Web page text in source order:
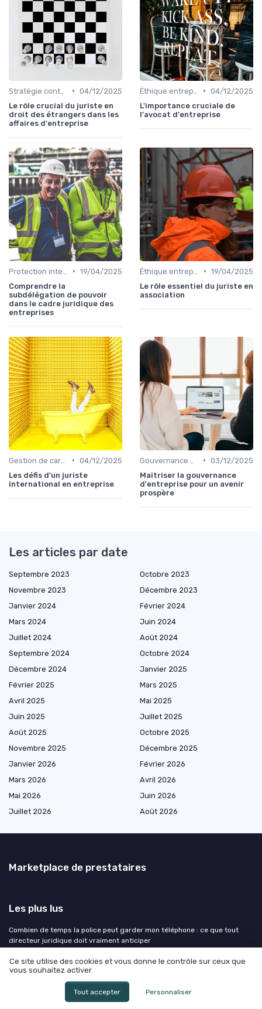
• 04/12/2025
Le rôle crucial du juriste en
droit des étrangers dans les
affaires d'entreprise
• 04/12/2025
L'importance cruciale de
l'avocat d'entreprise
• 19/04/2025
Comprendre la
subdélégation de pouvoir
dans le cadre juridique des
entreprises
• 19/04/2025
Le rôle essentiel du juriste en
association
• 04/12/2025
Les défis d'un juriste
international en entreprise
• 03/12/2025
Maîtriser la gouvernance
d'entreprise pour un avenir
prospère
Les articles par date
Septembre 2023
Octobre 2023
Novembre 2023
Décembre 2023
Janvier 2024
Février 2024
Mars 2024
Juin 2024
Juillet 2024
Août 2024
Septembre 2024
Octobre 2024
Décembre 2024
Janvier 2025
Février 2025
Mars 2025
Avril 2025
Mai 2025
Juin 2025
Juillet 2025
Août 2025
Octobre 2025
Novembre 2025
Décembre 2025
Janvier 2026
Février 2026
Mars 2026
Avril 2026
Mai 2026
Juin 2026
Juillet 2026
Août 2026
Marketplace de prestataires
Les plus lus
Combien de temps la police peut garder mon téléphone : ce que tout
directeur juridique doit vraiment anticiper
élèves
Rupture conventionnelle et arrêt maladie en cas de dépression
Simulateur délai rupture conventionnelle : guide complet pour
Ce site utilise des cookies et vous donne le contrôle sur ceux que
vous souhaitez activer
Tout accepter Personnaliser